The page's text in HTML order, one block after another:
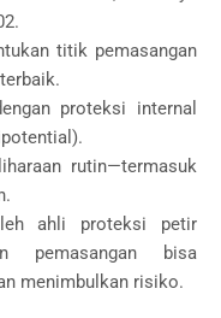
titik pemasangan
proteksi internal
rutin—termasuk
ahli proteksi petir
pemasangan bisa
menimbulkan risiko.